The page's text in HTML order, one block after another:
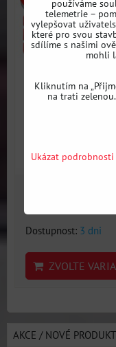
Dostupnost: 3 dni
ZVOLTE
AKCE / NOVÉ
používáme
telemetrie –
vylepšovat
které pro svou
sdílíme s našimi
mohli
Kliknutím na
na trati
Ukázat podrobnosti